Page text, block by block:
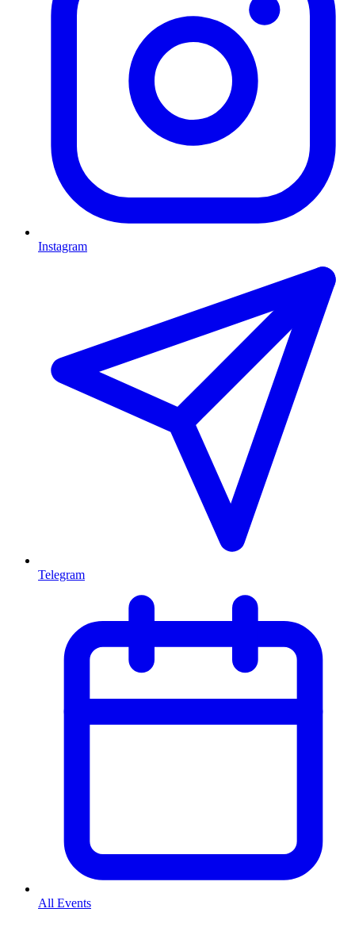
Instagram
Telegram
All Events